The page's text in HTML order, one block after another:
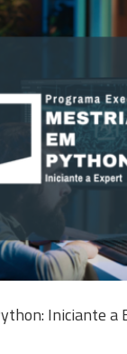
Iniciante a